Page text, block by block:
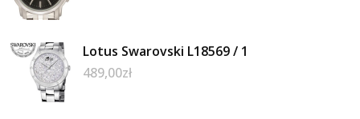
Lotus Swarovski L18569 / 1
489,00zł